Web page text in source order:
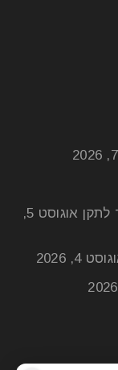
לתקן
אוגוסט 5,
4, 2026